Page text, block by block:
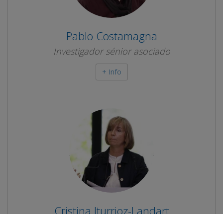
Pablo Costamagna
Investigador sénior asociado
+ Info
Cristina Iturrioz-Landart